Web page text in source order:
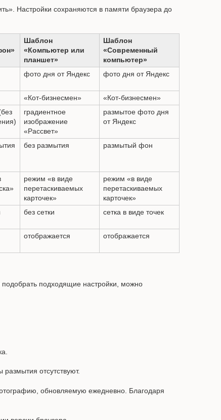
Настройки сохраняются в памяти браузера до
Шаблон
«Компьютер или
планшет»
Шаблон
«Современный
компьютер»
фото дня от Яндекс фото дня от Яндекс
«Кот-бизнесмен»
«Кот-бизнесмен»
градиентное
изображение
«Рассвет»
размытое фото дня
от Яндекс
без размытия размытый фон
режим «в виде
перетаскиваемых
карточек»
режим «в виде
перетаскиваемых
карточек»
без сетки сетка в виде точек
отображается отображается
подходящие настройки, можно
отсутствуют.
обновляемую ежедневно. Благодаря